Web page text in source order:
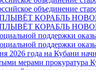
объединение
КОРАБЛЬ
КОРАБЛЬ
поддержки
поддержки
2026 года на Кубани
мерами прокуратура